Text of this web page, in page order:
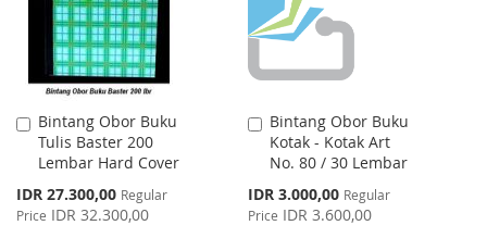
Bintang Obor Buku
Tulis Baster 200
Lembar Hard Cover
Special
Price
IDR 27.300,00 Regular
Price IDR 32.300,00
Add
to
Cart
Bintang Obor Buku
Kotak - Kotak Art
No. 80 / 30 Lembar
Special
Price
IDR 3.000,00 Regular
Price IDR 3.600,00
Add
to
Cart